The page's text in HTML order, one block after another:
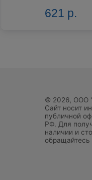
621 р.
© 2026, ООО
Сайт носит
публичной
РФ. Для
наличии и